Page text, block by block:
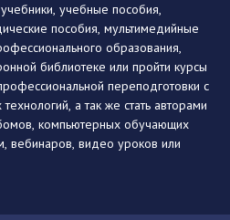
учебные пособия,
пособия, мультимедийные
образования,
библиотеке или пройти курсы
переподготовки с
а так же стать авторами
компьютерных обучающих
вебинаров, видео уроков или